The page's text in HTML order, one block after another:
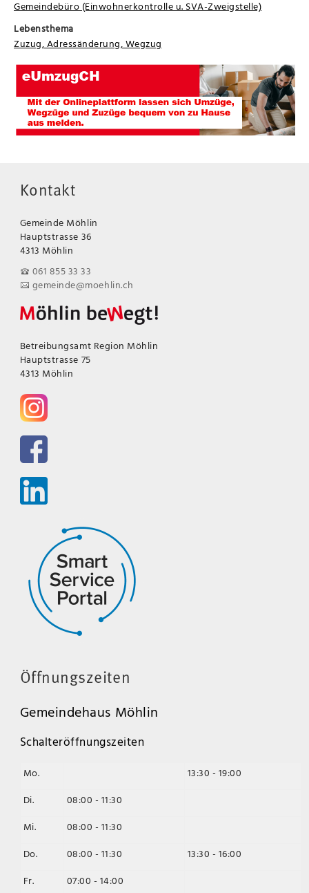
Gemeindebüro (Einwohnerkontrolle u. SVA-Zweigstelle)
Lebensthema
Zuzug, Adressänderung, Wegzug
Kontakt
Gemeinde Möhlin
Hauptstrasse 36
4313 Möhlin
061 855 33 33
gemeinde@moehlin.ch
Betreibungsamt Region Möhlin
Hauptstrasse 75
4313 Möhlin
Öffnungszeiten
Gemeindehaus Möhlin
Schalteröffnungszeiten
Mo.
13:30 - 19:00
Di.
08:00 - 11:30
Mi.
08:00 - 11:30
Do.
08:00 - 11:30
13:30 - 16:00
Fr.
07:00 - 14:00